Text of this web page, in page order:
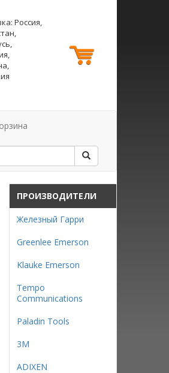
Россия,
ПРОИЗВОДИТЕЛИ
Железный Гарри
Greenlee Emerson
Klauke Emerson
Tempo
Communications
Paladin Tools
3М
ADIXEN